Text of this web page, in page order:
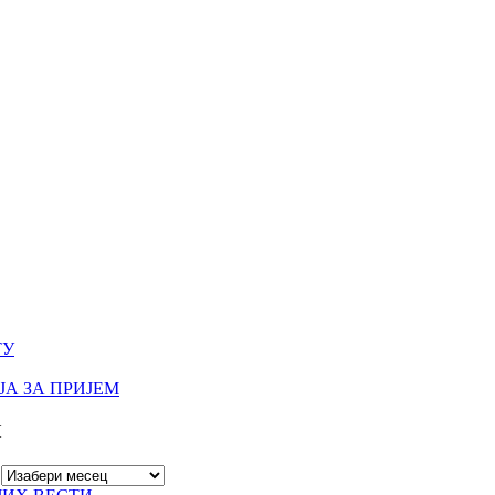
ЗА ПРИЈЕМ